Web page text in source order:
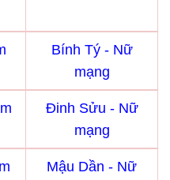
Bính Tý - Nữ
mạng
Đinh Sửu - Nữ
mạng
Mậu Dần - Nữ